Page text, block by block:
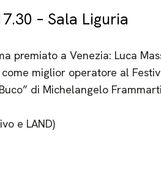
– Sala Liguria
premiato a Venezia: Luca
miglior operatore al
di Michelangelo
e LAND)